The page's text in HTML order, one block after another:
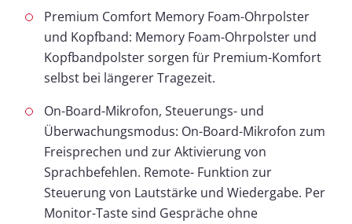
Premium Comfort Memory Foam-Ohrpolster
und Kopfband: Memory Foam-Ohrpolster und
Kopfbandpolster sorgen für Premium-Komfort
selbst bei längerer Tragezeit.
On-Board-Mikrofon, Steuerungs- und
Überwachungsmodus: On-Board-Mikrofon zum
Freisprechen und zur Aktivierung von
Sprachbefehlen. Remote- Funktion zur
Steuerung von Lautstärke und Wiedergabe. Per
Monitor-Taste sind Gespräche ohne